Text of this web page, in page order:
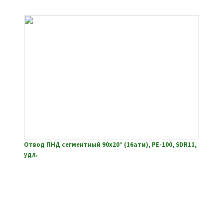
Отвод ПНД сегментный 90х20° (16атм), РЕ-100, SDR11,
удл.